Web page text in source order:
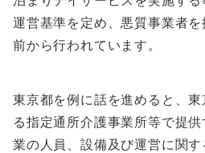
運営基準を定め、悪質事業者
前から行われています。
東京都を例に話を進めると、
る指定通所介護事業所等で提
業の人員、設備及び運営に関